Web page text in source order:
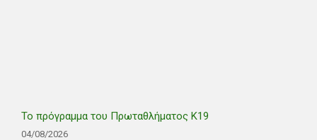
Το πρόγραμμα του Πρωταθλήματος Κ19
04/08/2026